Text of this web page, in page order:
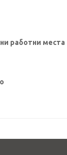
работни места